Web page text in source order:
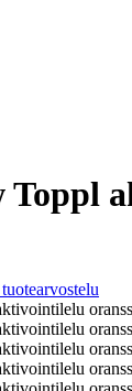
Toppl